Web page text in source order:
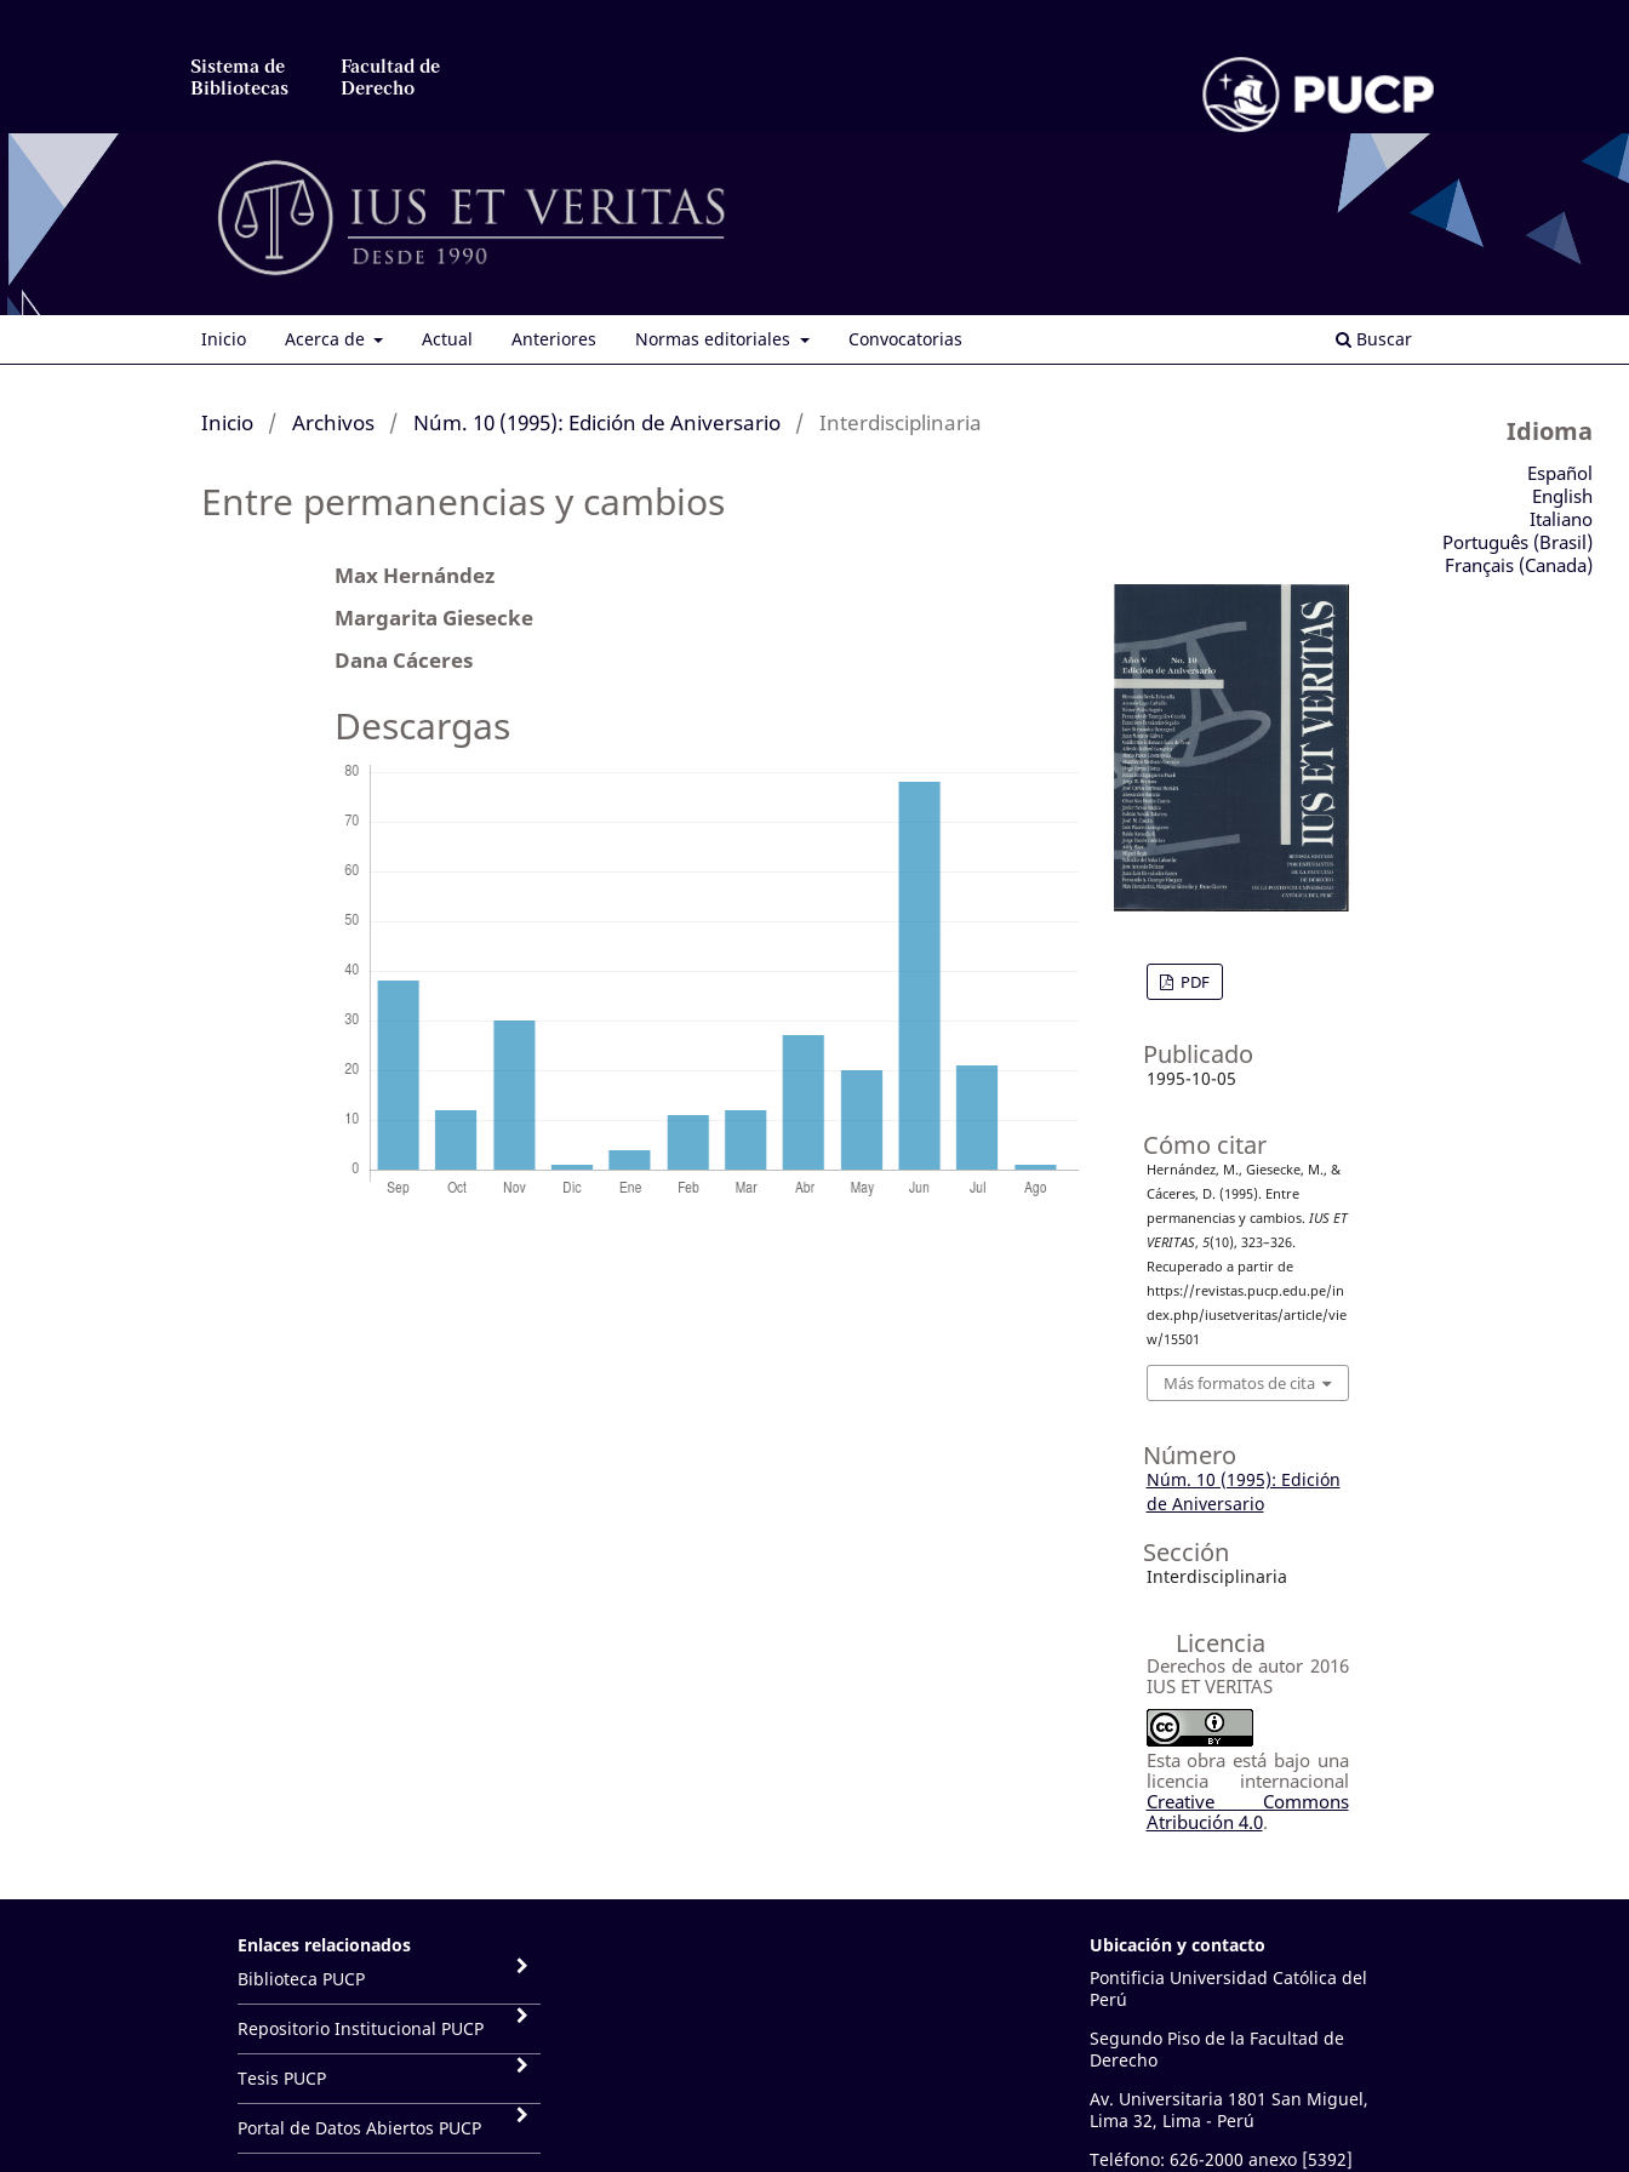
Sistema de
Bibliotecas
Facultad de
Derecho
Inicio Acerca de Actual Anteriores Normas editoriales Convocatorias Buscar
Inicio / Archivos / Núm. 10 (1995): Edición de Aniversario / Interdisciplinaria
Entre permanencias y cambios
Max Hernández
Margarita Giesecke
Dana Cáceres
Descargas
PDF
Publicado
1995-10-05
Cómo citar
Hernández, M., Giesecke, M., &
Cáceres, D. (1995). Entre
permanencias y cambios. IUS ET
VERITAS, 5(10), 323–326.
Recuperado a partir de
https://revistas.pucp.edu.pe/in
dex.php/iusetveritas/article/vie
w/15501
Más formatos de cita
Número
Núm. 10 (1995): Edición
de Aniversario
Sección
Interdisciplinaria
Licencia
Derechos de autor 2016
IUS ET VERITAS
Esta obra está bajo una
licencia internacional
Creative Commons
Atribución 4.0.
Idioma
Español
English
Italiano
Português (Brasil)
Français (Canada)
Enlaces relacionados
Biblioteca PUCP
Repositorio Institucional PUCP
Tesis PUCP
Portal de Datos Abiertos PUCP
Ubicación y contacto
Pontificia Universidad Católica del
Perú
Segundo Piso de la Facultad de
Derecho
Av. Universitaria 1801 San Miguel,
Lima 32, Lima - Perú
Teléfono: 626-2000 anexo [5392]